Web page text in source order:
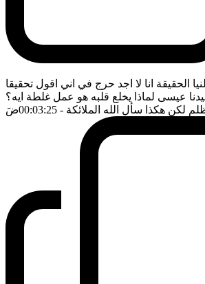
الحقيقة انا لا اجد حرج في اني اقول تحقيقا
عيسى لماذا يخلع قلبه هو عمل غلطة ايه؟
لكن هكذا سأل الله الملائكة - 00:03:25 ضَ